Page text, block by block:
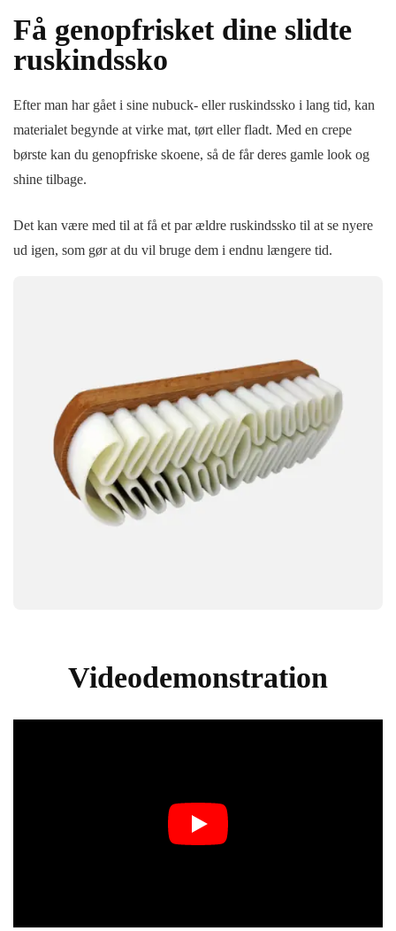
Få genopfrisket dine slidte
ruskindssko
Efter man har gået i sine nubuck- eller ruskindssko i lang tid, kan
materialet begynde at virke mat, tørt eller fladt. Med en crepe
børste kan du genopfriske skoene, så de får deres gamle look og
shine tilbage.
Det kan være med til at få et par ældre ruskindssko til at se nyere
ud igen, som gør at du vil bruge dem i endnu længere tid.
Videodemonstration